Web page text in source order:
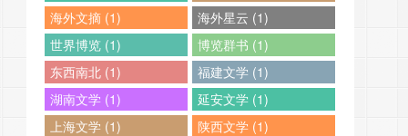
海外文摘 (1)
海外星云 (1)
世界博览 (1)
博览群书 (1)
东西南北 (1)
福建文学 (1)
湖南文学 (1)
延安文学 (1)
上海文学 (1)
陕西文学 (1)